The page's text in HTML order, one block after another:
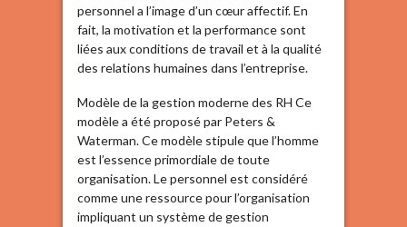
personnel a l’image d’un cœur affectif. En
fait, la motivation et la performance sont
liées aux conditions de travail et à la qualité
des relations humaines dans l’entreprise.
Modèle de la gestion moderne des RH Ce
modèle a été proposé par Peters &
Waterman. Ce modèle stipule que l’homme
est l’essence primordiale de toute
organisation. Le personnel est considéré
comme une ressource pour l’organisation
impliquant un système de gestion